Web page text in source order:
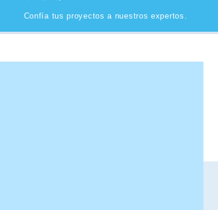
Confía tus proyectos a nuestros expertos.